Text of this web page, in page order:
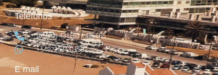
Teléfonos
(02262) 431153 / 425665
+5492262431153
E mail